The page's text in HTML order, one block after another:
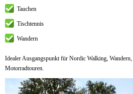
Tauchen
Tischtennis
Wandern
Idealer Ausgangspunkt für Nordic Walking,
Motorradtouren.